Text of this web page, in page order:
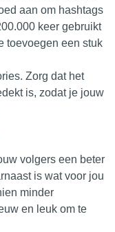
aan om hashtags
keer gebruikt
toevoegen een stuk
Zorg dat het
is, zodat je jouw
volgers een beter
is wat voor jou
minder
en leuk om te